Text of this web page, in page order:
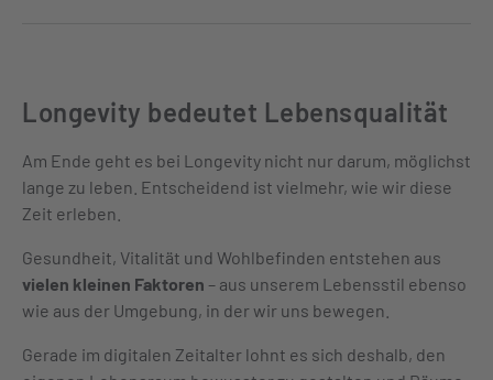
Longevity bedeutet Lebensqualität
Am Ende geht es bei Longevity nicht nur darum, möglichst
lange zu leben. Entscheidend ist vielmehr, wie wir diese
Zeit erleben
Gesundheit, Vitalität und Wohlbefinden entstehen aus
vielen kleinen Faktoren – aus unserem Lebensstil ebenso
wie aus der Umgebung, in der wir uns bewegen.
Gerade im digitalen Zeitalter lohnt es sich deshalb, den